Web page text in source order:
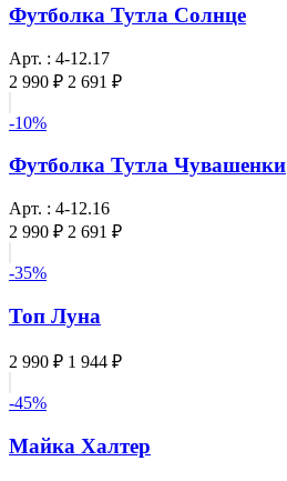
Футболка Тутла Солнце
Арт. : 4-12.17
2 990 ₽ 2 691 ₽
-10%
Футболка Тутла Чувашенки
Арт. : 4-12.16
2 990 ₽ 2 691 ₽
-35%
Топ Луна
2 990 ₽ 1 944 ₽
-45%
Майка Халтер